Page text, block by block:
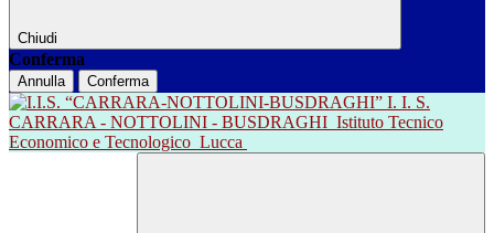
Chiudi
Conferma
Annulla Conferma
I. I. S.
CARRARA - NOTTOLINI - BUSDRAGHI Istituto Tecnico
Economico e Tecnologico Lucca